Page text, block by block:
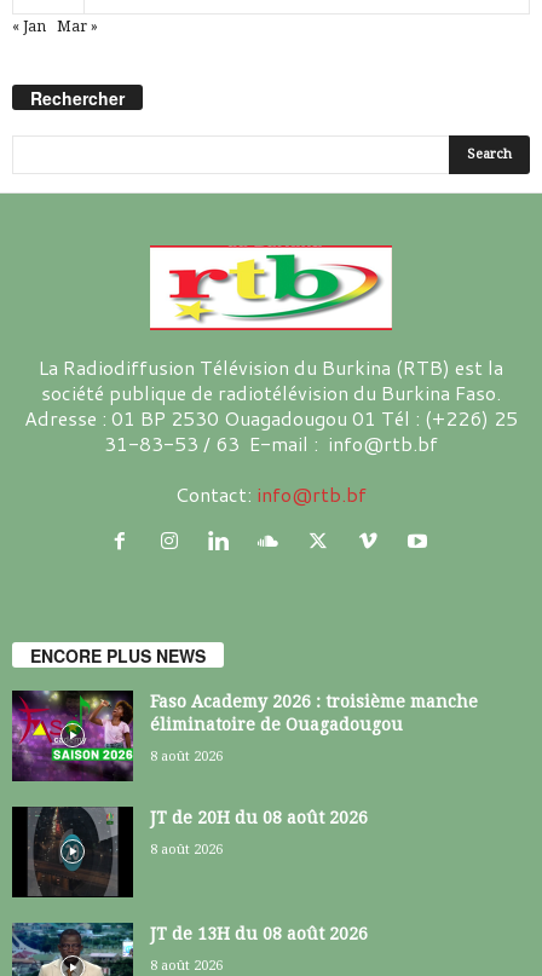
« Jan Mar »
Rechercher
La Radiodiffusion Télévision du Burkina (RTB) est la
société publique de radiotélévision du Burkina Faso.
Adresse : 01 BP 2530 Ouagadougou 01 Tél : (+226) 25
31-83-53 / 63 E-mail : info@rtb.bf
Contact: info@rtb.bf
ENCORE PLUS NEWS
Faso Academy 2026 : troisième manche
éliminatoire de Ouagadougou
8 août 2026
JT de 20H du 08 août 2026
8 août 2026
JT de 13H du 08 août 2026
8 août 2026